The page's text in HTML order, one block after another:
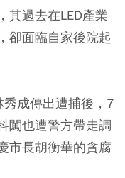
其過去在LED產業
卻面臨自家後院起
成傳出遭捕後，7
闖也遭警方帶走調
市長胡衡華的貪腐